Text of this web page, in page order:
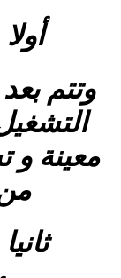
وتتم
معينة و